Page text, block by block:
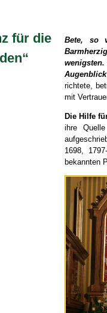
für die
Bete, so
Augenblick
richtete,
mit
Die Hilfe
ihre
1698,
bekannten